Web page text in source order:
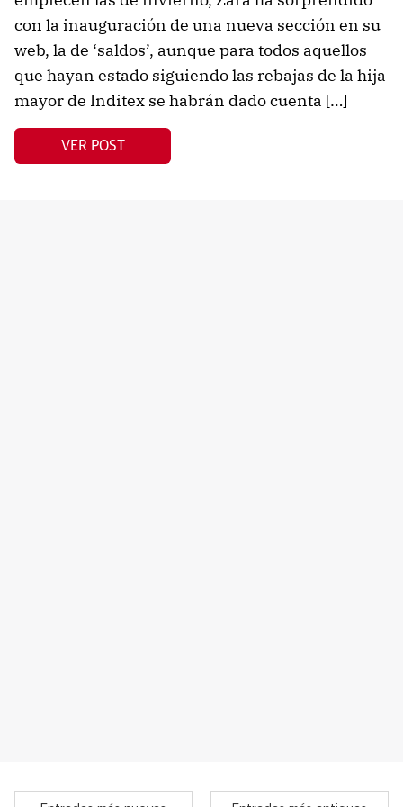
con la inauguración de una nueva sección en su
web, la de ‘saldos’, aunque para todos aquellos
que hayan estado siguiendo las rebajas de la hija
mayor de Inditex se habrán dado cuenta […]
VER POST